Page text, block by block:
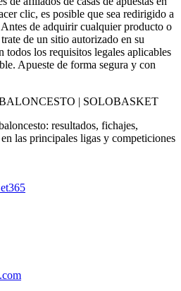
clic, es posible que sea redirigido a
de adquirir cualquier producto o
de un sitio autorizado en su
los requisitos legales aplicables
Apueste de forma segura y con
| SOLOBASKET
resultados, fichajes,
las principales ligas y competiciones